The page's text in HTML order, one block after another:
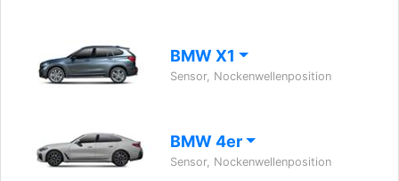
BMW X1
Sensor, Nockenwellenposition
BMW 4er
Sensor, Nockenwellenposition